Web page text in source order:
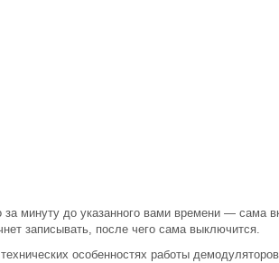
за минуту до указанного вами времени — сама
записывать, после чего сама выключится.
особенностях работы